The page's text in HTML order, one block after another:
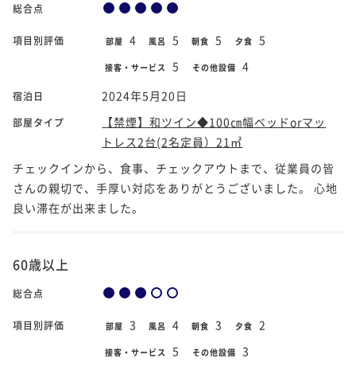
総合点
項目別評価 部屋 4 風呂 5 朝食 5 夕食 5
接客・サービス 5 その他設備 4
宿泊日 2024年5月20日
部屋タイプ
【禁煙】和ツイン◆100㎝幅ベッドorマッ
トレス2台(2名定員）21㎡
チェックインから、食事、チェックアウトまで、従業員の皆
さんの親切で、手厚い対応をありがとうございました。 心地
良い滞在が出来ました。
60歳以上
総合点
項目別評価 部屋 3 風呂 4 朝食 3 夕食 2
接客・サービス 5 その他設備 3